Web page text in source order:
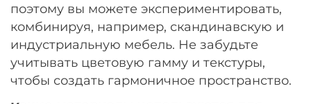
поэтому вы можете экспериментировать,
комбинируя, например, скандинавскую и
индустриальную мебель. Не забудьте
учитывать цветовую гамму и текстуры,
чтобы создать гармоничное пространство.